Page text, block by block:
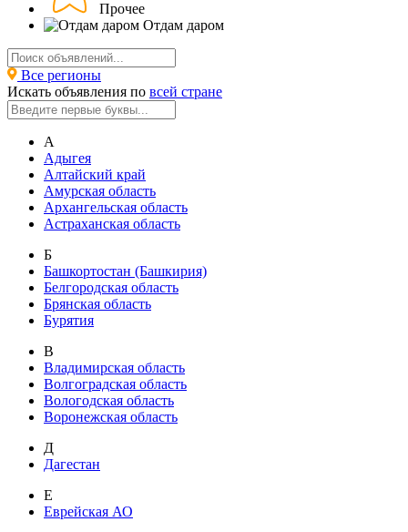
Прочее
Отдам даром
Все регионы
Искать объявления по всей стране
А
Адыгея
Алтайский край
Амурская область
Архангельская область
Астраханская область
Б
Башкортостан (Башкирия)
Белгородская область
Брянская область
Бурятия
В
Владимирская область
Волгоградская область
Вологодская область
Воронежская область
Д
Дагестан
Е
Еврейская АО